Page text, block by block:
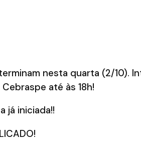
nesta quarta (2/10).
até às 18h!
já iniciada!!